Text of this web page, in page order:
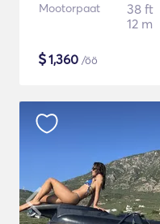
Mootorpaat
38 ft
12 m
$1,360 /öö